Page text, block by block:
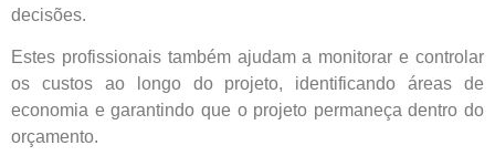
decisões.
Estes profissionais também ajudam a monitorar e controlar
os custos ao longo do projeto, identificando áreas de
economia e garantindo que o projeto permaneça dentro do
orçamento.